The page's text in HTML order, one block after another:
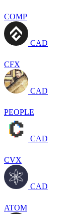
COMP
CAD
CFX
CAD
PEOPLE
CAD
CVX
CAD
ATOM